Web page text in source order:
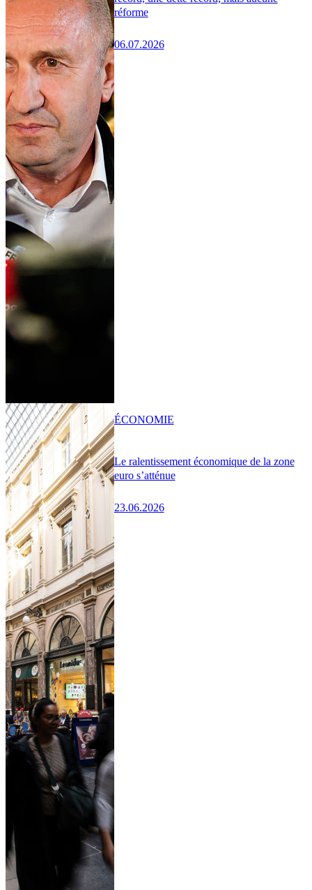
réforme
06.07.2026
Le ralentissement économique de la zone
euro s’atténue
23.06.2026
ÉCONOMIE